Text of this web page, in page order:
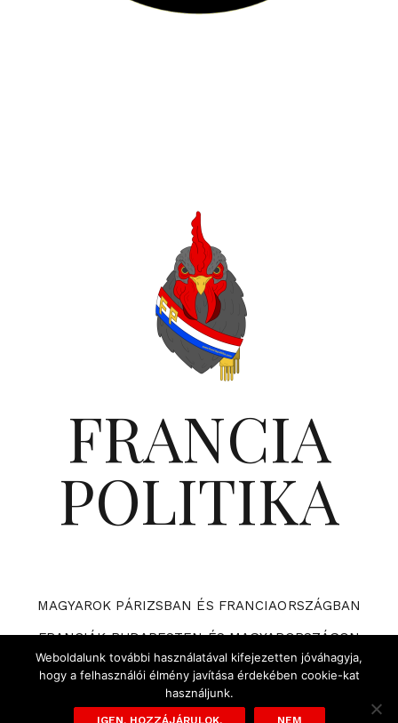
FRANCIA
POLITIKA
MAGYAROK PÁRIZSBAN ÉS FRANCIAORSZÁGBAN
FRANCIÁK BUDAPESTEN ÉS MAGYARORSZÁGON
VÁRHATÓ ESEMÉNYEK A FRANCIA POLITIKÁBAN
ADATVÉDELMI TÁJÉKOZTATÓ ÉS SZABÁLYZAT
Weboldalunk további használatával kifejezetten jóváhagyja,
hogy a felhasználói élmény javítása érdekében cookie-kat
használjunk.
IGEN, HOZZÁJÁRULOK. NEM